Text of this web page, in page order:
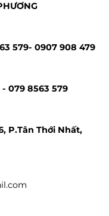
579- 0907 908 479
- 079 8563 579
P.Tân Thới Nhất,